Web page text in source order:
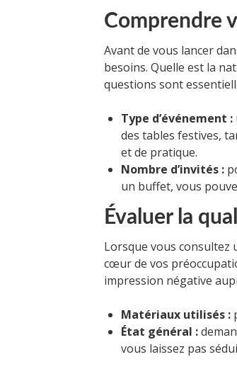
Comprendre
Avant de vous lancer
besoins. Quelle est la
questions sont
Type d’événement :
des tables festives,
et de pratique.
Nombre d’invités :
un buffet, vous
Évaluer la
Lorsque vous
cœur de vos
impression négative
Matériaux utilisés :
État général :
vous laissez pas